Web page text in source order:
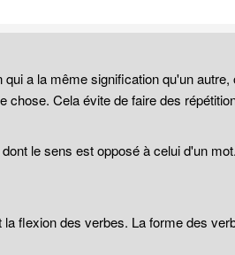
a la même signification qu'un
Cela évite de faire des
le sens est opposé à celui d'un
flexion des verbes. La forme des